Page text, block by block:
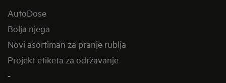
AutoDose
Bolja njega
Novi asortiman za pranje rublja
Projekt etiketa za održavanje
-